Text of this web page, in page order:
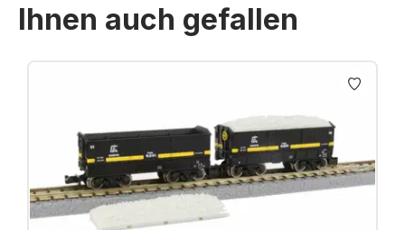
Ihnen auch gefallen
Produktgalerie überspringen